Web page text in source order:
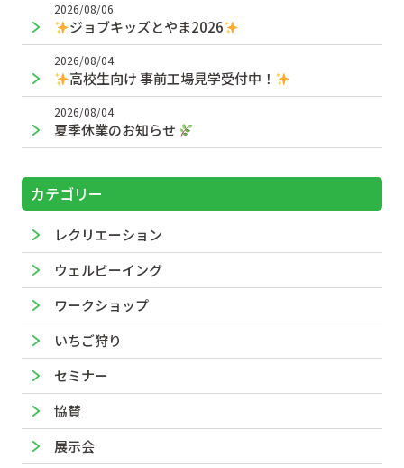
ジョブキッズとやま2026
2026/08/06
高校生向け 事前工場見学受付中！
2026/08/04
夏季休業のお知らせ
2026/08/04
カテゴリー
レクリエーション
ウェルビーイング
ワークショップ
いちご狩り
セミナー
協賛
展示会